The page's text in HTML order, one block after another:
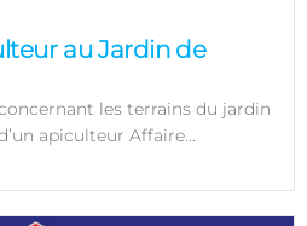
au Jardin de
les terrains du jardin
apiculteur Affaire...